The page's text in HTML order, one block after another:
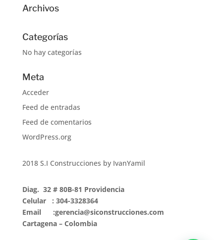
Archivos
Categorías
No hay categorías
Meta
Acceder
Feed de entradas
Feed de comentarios
WordPress.org
2018 S.I Construcciones by IvanYamil
Diag. 32 # 80B-81 Providencia
Celular : 304-3328364
Email :gerencia@siconstrucciones.com
Cartagena – Colombia